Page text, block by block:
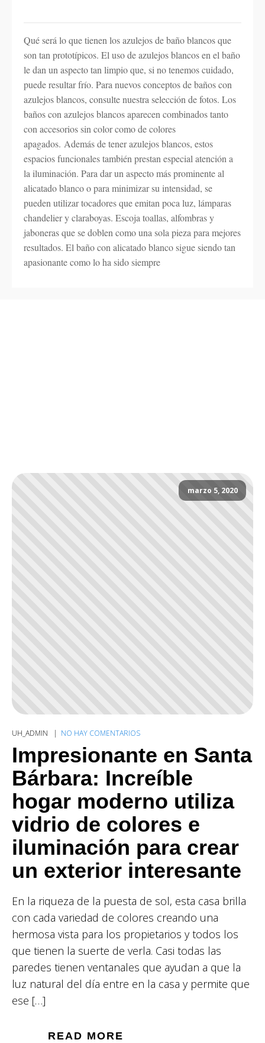
Qué será lo que tienen los azulejos de baño blancos que
son tan prototípicos. El uso de azulejos blancos en el baño
le dan un aspecto tan limpio que, si no tenemos cuidado,
puede resultar frío. Para nuevos conceptos de baños con
azulejos blancos, consulte nuestra selección de fotos. Los
baños con azulejos blancos aparecen combinados tanto
con accesorios sin color como de colores
apagados. Además de tener azulejos blancos, estos
espacios funcionales también prestan especial atención a
la iluminación. Para dar un aspecto más prominente al
alicatado blanco o para minimizar su intensidad, se
pueden utilizar tocadores que emitan poca luz, lámparas
chandelier y claraboyas. Escoja toallas, alfombras y
jaboneras que se doblen como una sola pieza para mejores
resultados. El baño con alicatado blanco sigue siendo tan
apasionante como lo ha sido siempre
marzo 5, 2020
UH_ADMIN NO HAY COMENTARIOS
Impresionante en Santa
Bárbara: Increíble
hogar moderno utiliza
vidrio de colores e
iluminación para crear
un exterior interesante
En la riqueza de la puesta de sol, esta casa brilla
con cada variedad de colores creando una
hermosa vista para los propietarios y todos los
que tienen la suerte de verla. Casi todas las
paredes tienen ventanales que ayudan a que la
luz natural del día entre en la casa y permite que
ese […]
READ MORE